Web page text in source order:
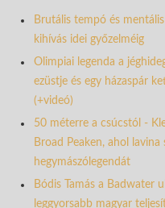
Brutális tempó és
kihívás idei győzelméig
Olimpiai legenda a
ezüstje és egy házaspár
(+videó)
50 méterre a csúcstól -
Broad Peaken, ahol
hegymászólegendát
Bódis Tamás a
leggyorsabb magyar